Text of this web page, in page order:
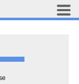
principal